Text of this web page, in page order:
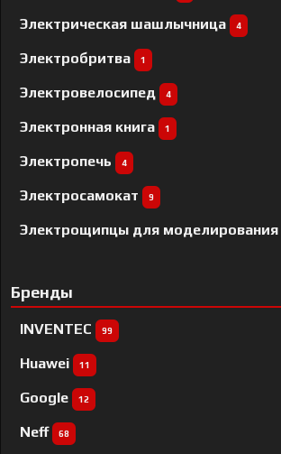
Электрическая шашлычница 4
Электробритва 1
Электровелосипед 4
Электронная книга 1
Электропечь 4
Электросамокат 9
Электрощипцы для
Бренды
INVENTEC 99
Huawei 11
Google 12
Neff 68